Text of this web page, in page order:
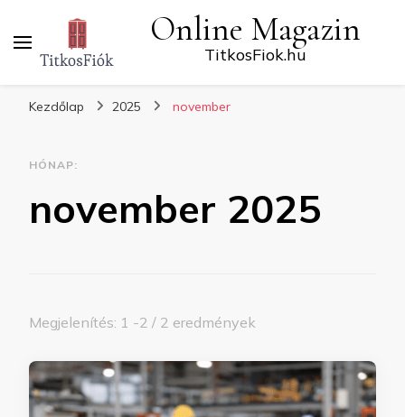
Online Magazin
TitkosFiok.hu
Kezdőlap 2025 november
HÓNAP:
november 2025
Megjelenítés: 1 -2 / 2 eredmények